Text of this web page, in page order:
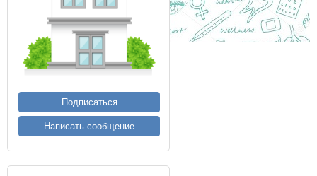
Подписаться
Написать сообщение